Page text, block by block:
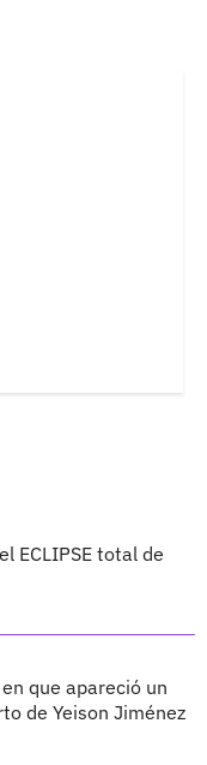
ECLIPSE total de
que apareció un
de Yeison Jiménez